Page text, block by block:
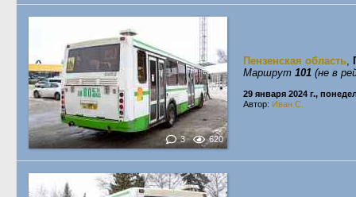
3 620
Пензенская область,
Маршрут 101 (не в
29 января 2024 г.,
Автор: Иван С.